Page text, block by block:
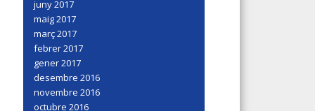
juny 2017
maig 2017
març 2017
febrer 2017
gener 2017
desembre 2016
novembre 2016
octubre 2016